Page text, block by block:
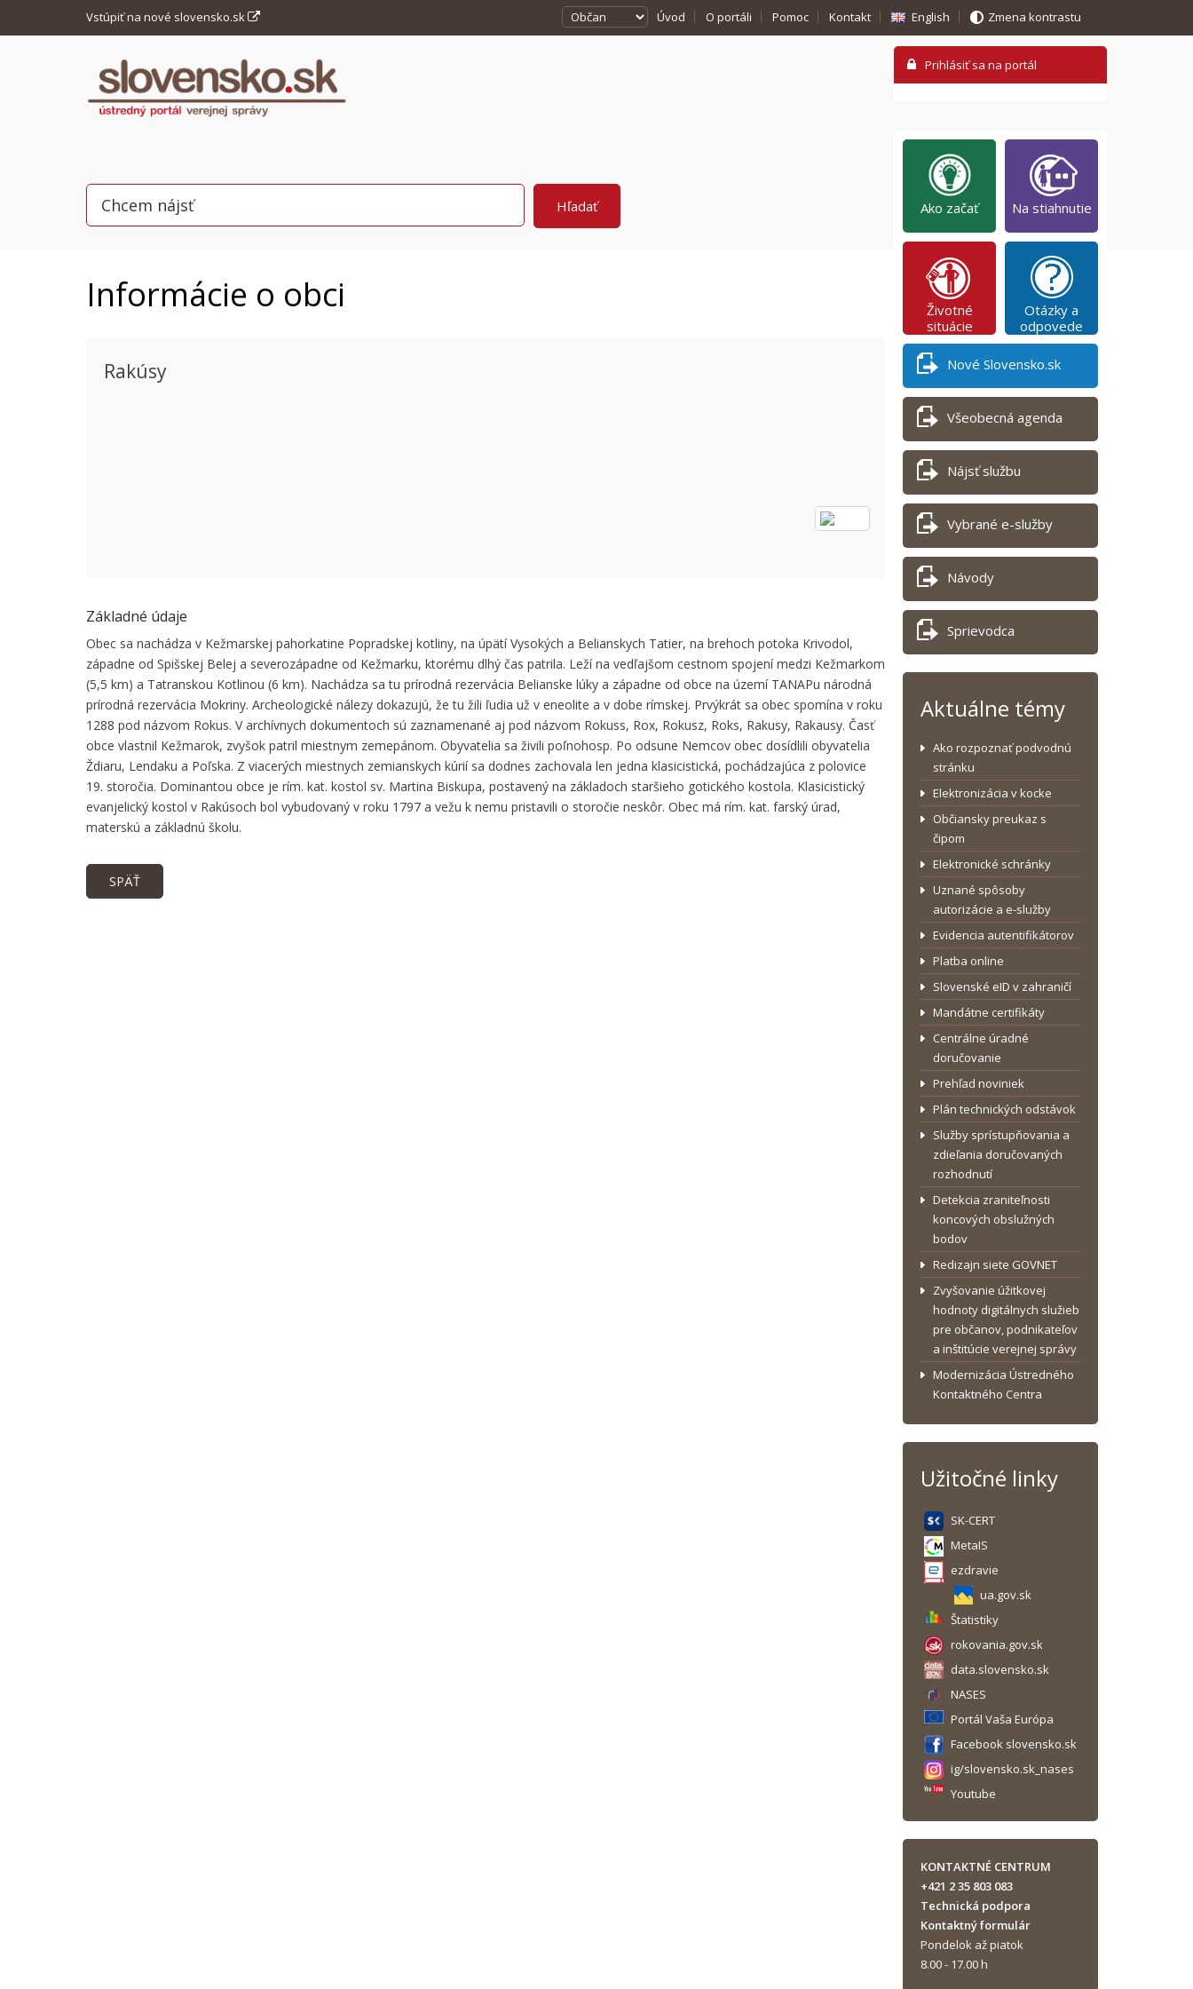
Vstúpiť na nové slovensko.sk Úvod O portáli Pomoc Kontakt English Zmena kontrastu
Informácie o obci
Rakúsy
Základné údaje
Obec sa nachádza v Kežmarskej pahorkatine Popradskej kotliny, na úpätí Vysokých a Belianskych Tatier, na brehoch potoka Krivodol,
západne od Spišskej Belej a severozápadne od Kežmarku, ktorému dlhý čas patrila. Leží na vedľajšom cestnom spojení medzi Kežmarkom
(5,5 km) a Tatranskou Kotlinou (6 km). Nachádza sa tu prírodná rezervácia Belianske lúky a západne od obce na území TANAPu národná
prírodná rezervácia Mokriny. Archeologické nálezy dokazujú, že tu žili ľudia už v eneolite a v dobe rímskej. Prvýkrát sa obec spomína v roku
1288 pod názvom Rokus. V archívnych dokumentoch sú zaznamenané aj pod názvom Rokuss, Rox, Rokusz, Roks, Rakusy, Rakausy. Časť
obce vlastnil Kežmarok, zvyšok patril miestnym zemepánom. Obyvatelia sa živili poľnohosp. Po odsune Nemcov obec dosídlili obyvatelia
Ždiaru, Lendaku a Poľska. Z viacerých miestnych zemianskych kúrií sa dodnes zachovala len jedna klasicistická, pochádzajúca z polovice
19. storočia. Dominantou obce je rím. kat. kostol sv. Martina Biskupa, postavený na základoch staršieho gotického kostola. Klasicistický
evanjelický kostol v Rakúsoch bol vybudovaný v roku 1797 a vežu k nemu pristavili o storočie neskôr. Obec má rím. kat. farský úrad,
materskú a základnú školu.
SPÄŤ
Ako začať Na stiahnutie
Životné
situácie
Otázky a
odpovede
Nové Slovensko.sk
Všeobecná agenda
Nájsť službu
Vybrané e-služby
Návody
Sprievodca
Aktuálne témy
Ako rozpoznať podvodnú
stránku
Elektronizácia v kocke
Občiansky preukaz s
čipom
Elektronické schránky
Uznané spôsoby
autorizácie a e-služby
Evidencia autentifikátorov
Platba online
Slovenské eID v zahraničí
Mandátne certifikáty
Centrálne úradné
doručovanie
Prehľad noviniek
Plán technických odstávok
Služby sprístupňovania a
zdieľania doručovaných
rozhodnutí
Detekcia zraniteľnosti
koncových obslužných
bodov
Redizajn siete GOVNET
Zvyšovanie úžitkovej
hodnoty digitálnych služieb
pre občanov, podnikateľov
a inštitúcie verejnej správy
Modernizácia Ústredného
Kontaktného Centra
Užitočné linky
SK-CERT
MetaIS
ezdravie
ua.gov.sk
Štatistiky
rokovania.gov.sk
data.slovensko.sk
NASES
Portál Vaša Európa
Facebook slovensko.sk
ig/slovensko.sk_nases
Youtube
KONTAKTNÉ CENTRUM
+421 2 35 803 083
Technická podpora
Kontaktný formulár
Pondelok až piatok
8.00 - 17.00 h